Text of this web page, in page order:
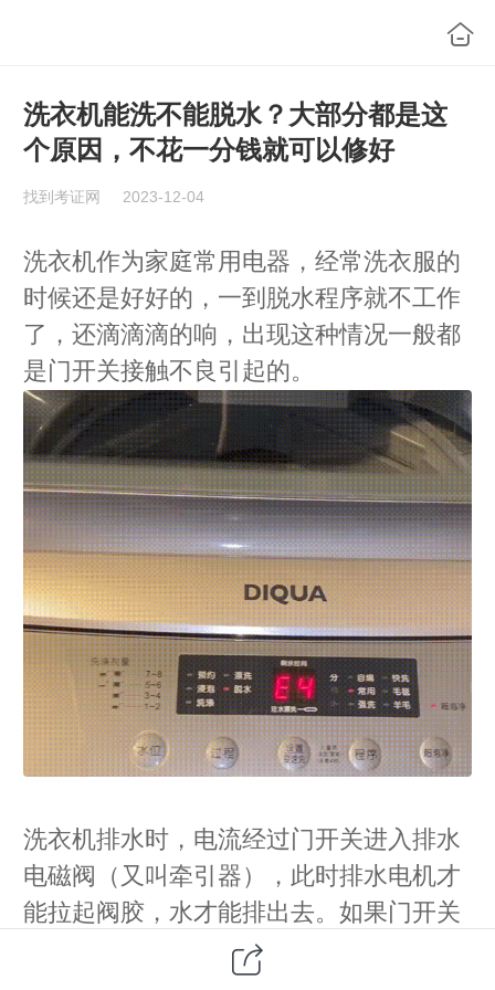
洗衣机能洗不能脱水？大部分都是这
个原因，不花一分钱就可以修好
找到考证网 2023-12-04
洗衣机作为家庭常用电器，经常洗衣服的
时候还是好好的，一到脱水程序就不工作
了，还滴滴滴的响，出现这种情况一般都
是门开关接触不良引起的。
洗衣机排水时，电流经过门开关进入排水
电磁阀（又叫牵引器），此时排水电机才
能拉起阀胶，水才能排出去。如果门开关
接触不良，就会出现“排水几秒后蜂鸣器急